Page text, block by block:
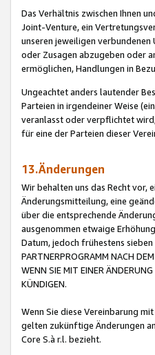
Das Verhältnis zwischen Ihnen
Joint-Venture, ein
unseren jeweiligen verbundenen
oder Zusagen abzugeben oder
ermöglichen, Handlungen in
Ungeachtet anders lautender
Parteien in irgendeiner Weise
veranlasst oder verpflichtet
für eine der Parteien dieser
13.Änderungen
Wir behalten uns das Recht vor,
Änderungsmitteilung, eine
über die entsprechende
ausgenommen etwaige
Datum, jedoch frühestens sieben
PARTNERPROGRAMM NACH
WENN SIE MIT EINER
KÜNDIGEN.
Wenn Sie diese Vereinbarung
gelten zukünftige Änderungen
Core S.à r.l. bezieht.